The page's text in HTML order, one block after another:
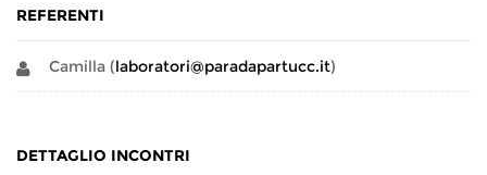
REFERENTI
Camilla (laboratori@paradapartucc.it)
DETTAGLIO INCONTRI